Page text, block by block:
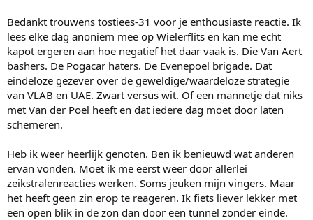
Bedankt trouwens tostiees-31 voor je enthousiaste reactie. Ik
lees elke dag anoniem mee op Wielerflits en kan me echt
kapot ergeren aan hoe negatief het daar vaak is. Die Van Aert
bashers. De Pogacar haters. De Evenepoel brigade. Dat
eindeloze gezever over de geweldige/waardeloze strategie
van VLAB en UAE. Zwart versus wit. Of een mannetje dat niks
met Van der Poel heeft en dat iedere dag moet door laten
schemeren.
Heb ik weer heerlijk genoten. Ben ik benieuwd wat anderen
ervan vonden. Moet ik me eerst weer door allerlei
zeikstralenreacties werken. Soms jeuken mijn vingers. Maar
het heeft geen zin erop te reageren. Ik fiets liever lekker met
een open blik in de zon dan door een tunnel zonder einde.